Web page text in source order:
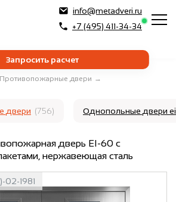
info@metadveri.ru
+7 (495) 411-34-34
Запросить расчет
Противопожарные двери →
двери (756) Однопольные двери
дверь EI-60 с
нержавеющая сталь
1981